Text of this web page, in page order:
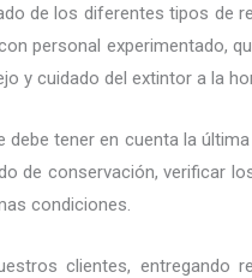
de los diferentes tipos de
personal experimentado,
y cuidado del extintor a la
debe tener en cuenta la
de conservación, verificar
condiciones.
clientes, entregando